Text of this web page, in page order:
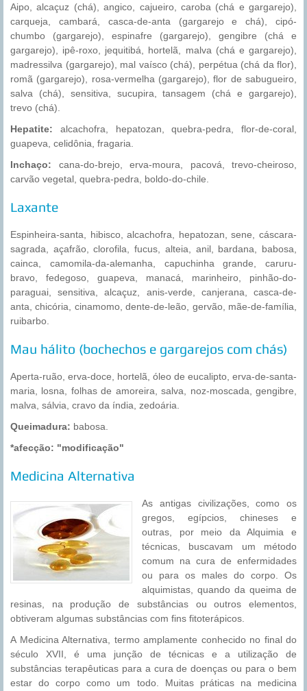
Aipo, alcaçuz (chá), angico, cajueiro, caroba (chá e gargarejo),
carqueja, cambará, casca-de-anta (gargarejo e chá), cipó-
chumbo (gargarejo), espinafre (gargarejo), gengibre (chá e
gargarejo), ipê-roxo, jequitibá, hortelã, malva (chá e gargarejo),
madressilva (gargarejo), mal vaísco (chá), perpétua (chá da flor),
romã (gargarejo), rosa-vermelha (gargarejo), flor de sabugueiro,
salva (chá), sensitiva, sucupira, tansagem (chá e gargarejo),
trevo (chá).
Hepatite: alcachofra, hepatozan, quebra-pedra, flor-de-coral,
guapeva, celidônia, fragaria.
Inchaço: cana-do-brejo, erva-moura, pacová, trevo-cheiroso,
carvão vegetal, quebra-pedra, boldo-do-chile.
Laxante
Espinheira-santa, hibisco, alcachofra, hepatozan, sene, cáscara-
sagrada, açafrão, clorofila, fucus, alteia, anil, bardana, babosa,
cainca, camomila-da-alemanha, capuchinha grande, caruru-
bravo, fedegoso, guapeva, manacá, marinheiro, pinhão-do-
paraguai, sensitiva, alcaçuz, anis-verde, canjerana, casca-de-
anta, chicória, cinamomo, dente-de-leão, gervão, mãe-de-família,
ruibarbo.
Mau hálito (bochechos e gargarejos com chás)
Aperta-ruão, erva-doce, hortelã, óleo de eucalipto, erva-de-santa-
maria, losna, folhas de amoreira, salva, noz-moscada, gengibre,
malva, sálvia, cravo da índia, zedoária.
Queimadura: babosa.
*afecção: "modificação"
Medicina Alternativa
As antigas civilizações, como os
gregos, egípcios, chineses e
outras, por meio da Alquimia e
técnicas, buscavam um método
comum na cura de enfermidades
ou para os males do corpo. Os
alquimistas, quando da queima de
resinas, na produção de substâncias ou outros elementos,
obtiveram algumas substâncias com fins fitoterápicos.
A Medicina Alternativa, termo amplamente conhecido no final do
século XVII, é uma junção de técnicas e a utilização de
substâncias terapêuticas para a cura de doenças ou para o bem
estar do corpo como um todo. Muitas práticas na medicina